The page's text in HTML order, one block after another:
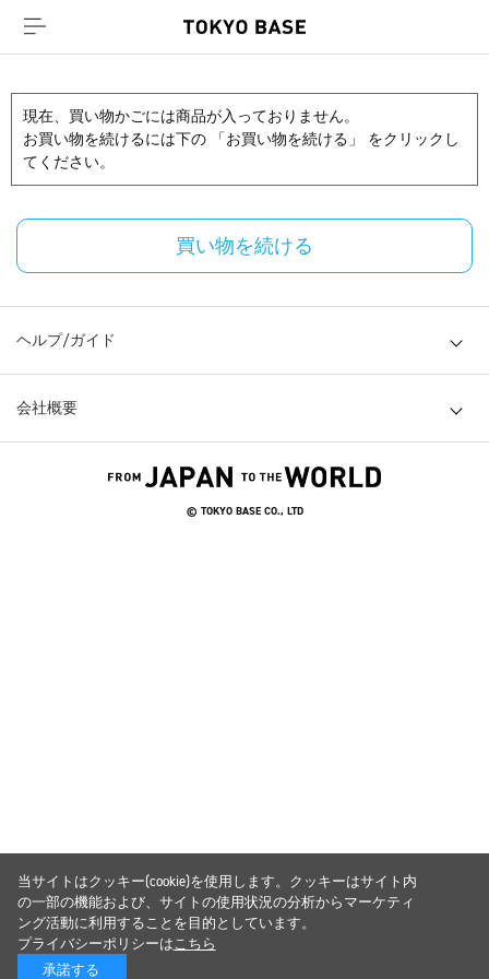
現在、買い物かごには商品が入っておりません。
お買い物を続けるには下の 「お買い物を続ける」 をクリックし
てください。
買い物を続ける
ヘルプ/ガイド
会社概要
© TOKYO BASE CO., LTD
当サイトはクッキー(cookie)を使用します。クッキーはサイト内
の一部の機能および、サイトの使用状況の分析からマーケティ
ング活動に利用することを目的としています。
プライバシーポリシーはこちら
承諾する